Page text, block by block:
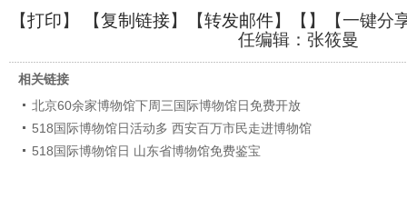
【打印】 【复制链接】【转发邮件】【 】
【一键分
任编辑：张筱曼
相关链接
北京60余家博物馆下周三国际博物馆日免费开放
518国际博物馆日活动多 西安百万市民走进博物馆
518国际博物馆日 山东省博物馆免费鉴宝